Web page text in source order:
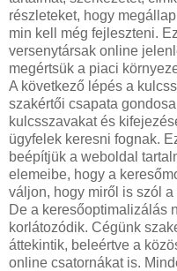
részleteket, hogy
min kell még fejleszteni.
versenytársak online
megértsük a piaci
A következő lépés a
szakértői csapata
kulcsszavakat és
ügyfelek keresni fognak.
beépítjük a weboldal
elemeibe, hogy a
váljon, hogy miről is szól
De a keresőoptimalizálás
korlátozódik. Cégünk
áttekintik, beleértve a
online csatornákat is.